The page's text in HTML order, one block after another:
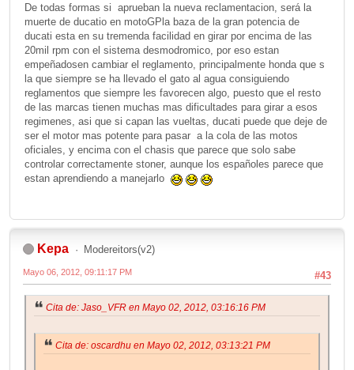
De todas formas si aprueban la nueva reclamentacion, será la
muerte de ducatio en motoGPla baza de la gran potencia de
ducati esta en su tremenda facilidad en girar por encima de las
20mil rpm con el sistema desmodromico, por eso estan
empeñadosen cambiar el reglamento, principalmente honda que s
la que siempre se ha llevado el gato al agua consiguiendo
reglamentos que siempre les favorecen algo, puesto que el resto
de las marcas tienen muchas mas dificultades para girar a esos
regimenes, asi que si capan las vueltas, ducati puede que deje de
ser el motor mas potente para pasar a la cola de las motos
oficiales, y encima con el chasis que parece que solo sabe
controlar correctamente stoner, aunque los españoles parece que
estan aprendiendo a manejarlo
Kepa Modereitors(v2)
#43
Mayo 06, 2012, 09:11:17 PM
Cita de: Jaso_VFR en Mayo 02, 2012, 03:16:16 PM
Cita de: oscardhu en Mayo 02, 2012, 03:13:21 PM